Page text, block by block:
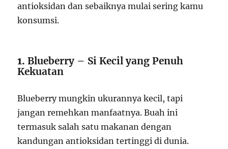
antioksidan dan sebaiknya mulai sering kamu
konsumsi.
1.Blueberry – Si Kecil yang Penuh
Kekuatan
Blueberry mungkin ukurannya kecil, tapi
jangan remehkan manfaatnya. Buah ini
termasuk salah satu makanan dengan
kandungan antioksidan tertinggi di dunia.